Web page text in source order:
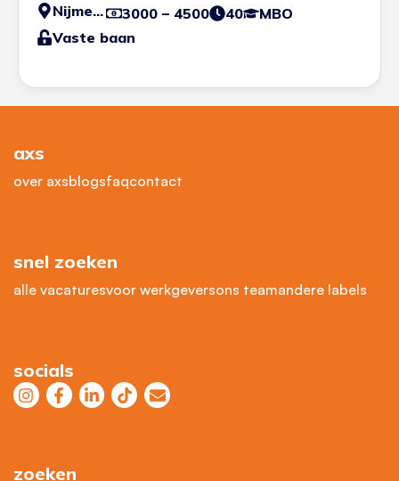
Nijmegen 3000 – 4500 40
MBO
Vaste baan
axs
over axsblogsfaqcontact
snel zoeken
alle vacaturesvoor werkgeversons teamandere labels
socials
zoeken